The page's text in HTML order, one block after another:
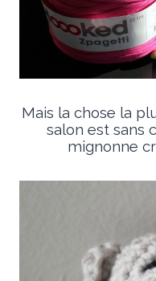
Mais la chose la
salon est sans
mignonne